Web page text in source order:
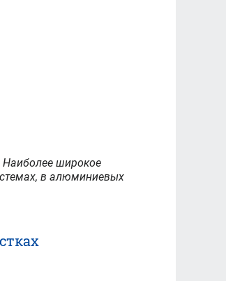
Наиболее широкое
в алюминиевых